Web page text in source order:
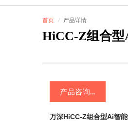
首页 产品详情
HiCC-Z组合型
产品咨询...
万深HiCC-Z组合型Ai智